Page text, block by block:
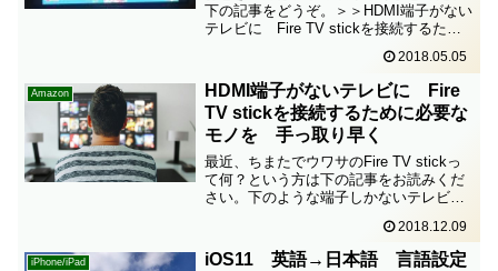
下の記事をどうぞ。＞＞HDMI端子がない
テレビに Fire TV stickを接続するため
好きの母親にAmazon Fire TV Stickを買
ってあげた。Fire ...
2018.05.05
Amazon
HDMI端子がないテレビに Fire
TV stickを接続するために必要な
モノを 手っ取り早く
最近、ちまたでウワサのFire TV stickっ
て何？という方は下の記事をお読みくだ
さい。下のような端子しかないテレビ
なモノを手っ取り早く。細かい話は以下
の記事をどうぞ。Fire TV s...
2018.12.09
iPhone/iPad
iOS11 英語→日本語 言語設定